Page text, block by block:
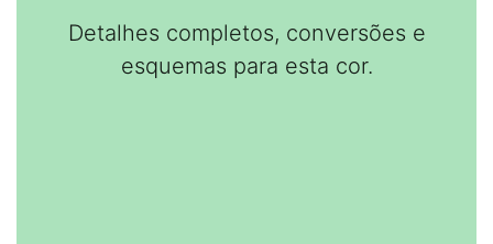
Detalhes completos, conversões e
esquemas para esta cor.